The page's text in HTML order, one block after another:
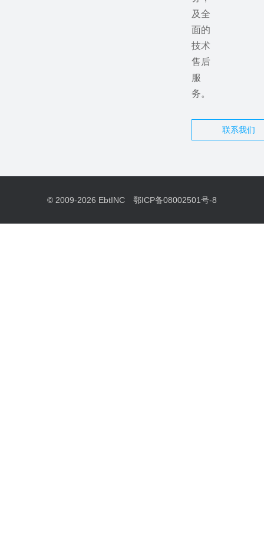
及全
面的
技术
售后
服
务。
联系我们
© 2009-2026 EbtINC 鄂ICP备08002501号-8